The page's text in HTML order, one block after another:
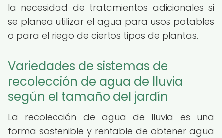
la necesidad de tratamientos adicionales si
se planea utilizar el agua para usos potables
o para el riego de ciertos tipos de plantas.
Variedades de sistemas de
recolección de agua de lluvia
según el tamaño del jardín
La recolección de agua de lluvia es una
forma sostenible y rentable de obtener agua